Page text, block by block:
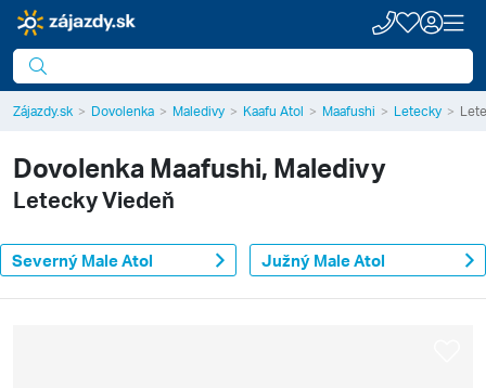
Zájazdy.sk Dovolenka Maledivy Kaafu Atol Maafushi Letecky
Dovolenka Maafushi, Maledivy
Letecky Viedeň
Severný Male Atol Južný Male Atol